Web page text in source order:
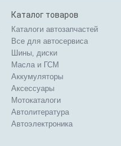
Каталог товаров
Каталоги автозапчастей
Все для автосервиса
Шины, диски
Масла и ГСМ
Аккумуляторы
Аксессуары
Мотокаталоги
Автолитература
Автоэлектроника